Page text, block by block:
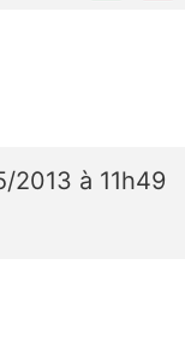
2013 à 11h49